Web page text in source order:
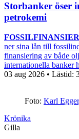
Storbanker öser
petrokemi
ner sina lån till
finansiering av både
internationella banker
03 aug 2026 • Lästid:
Foto: Karl
Krönika
Gilla